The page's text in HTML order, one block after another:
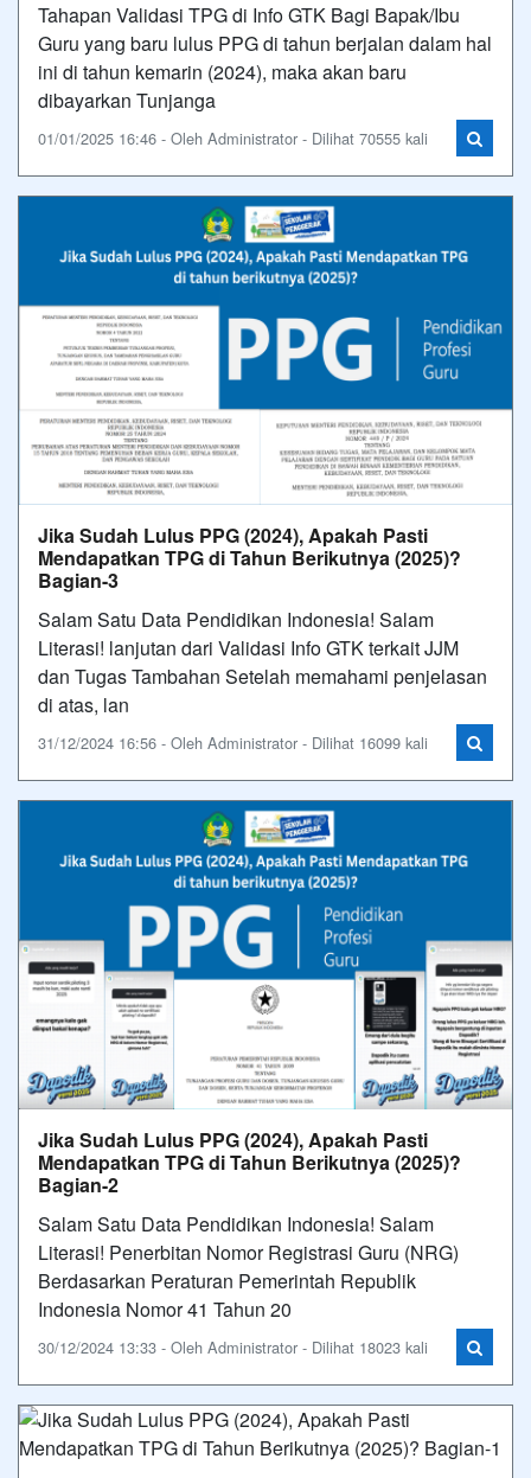
Tahapan Validasi TPG di Info GTK Bagi Bapak/Ibu
Guru yang baru lulus PPG di tahun berjalan dalam hal
ini di tahun kemarin (2024), maka akan baru
dibayarkan Tunjanga
01/01/2025 16:46 - Oleh Administrator - Dilihat 70555 kali
Jika Sudah Lulus PPG (2024), Apakah Pasti
Mendapatkan TPG di Tahun Berikutnya (2025)?
Bagian-3
Salam Satu Data Pendidikan Indonesia! Salam
Literasi! lanjutan dari Validasi Info GTK terkait JJM
dan Tugas Tambahan Setelah memahami penjelasan
di atas, lan
31/12/2024 16:56 - Oleh Administrator - Dilihat 16099 kali
Jika Sudah Lulus PPG (2024), Apakah Pasti
Mendapatkan TPG di Tahun Berikutnya (2025)?
Bagian-2
Salam Satu Data Pendidikan Indonesia! Salam
Literasi! Penerbitan Nomor Registrasi Guru (NRG)
Berdasarkan Peraturan Pemerintah Republik
Indonesia Nomor 41 Tahun 20
30/12/2024 13:33 - Oleh Administrator - Dilihat 18023 kali